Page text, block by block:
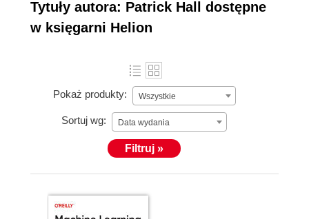
Tytuły autora: Patrick Hall dostępne
w księgarni Helion
Pokaż produkty: Wszystkie
Sortuj wg: Data wydania
Filtruj »